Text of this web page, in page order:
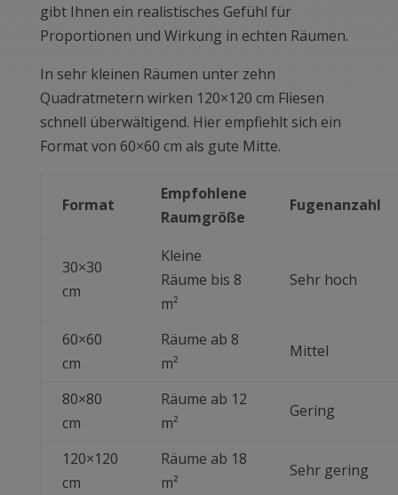
gibt Ihnen ein realistisches Gefühl für
Proportionen und Wirkung in echten Räumen.
In sehr kleinen Räumen unter zehn
Quadratmetern wirken 120×120 cm Fliesen
schnell überwältigend. Hier empfiehlt sich ein
Format von 60×60 cm als gute Mitte.
Format
Empfohlene
Raumgröße
Fugenanzahl
30×30
cm
Kleine
Räume bis 8
m²
Sehr hoch
60×60
cm
Räume ab 8
m²
Mittel
80×80
cm
Räume ab 12
m²
Gering
120×120
cm
Räume ab 18
m²
Sehr gering